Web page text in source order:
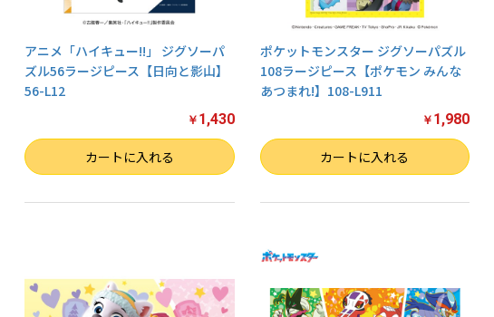
アニメ「ハイキュー!!」 ジグソーパ
ズル56ラージピース【日向と影山】
56-L12
￥ 1,430
数量 カートに入れる
ポケットモンスター ジグソーパズル
108ラージピース【ポケモン みんな
あつまれ!】108-L911
￥ 1,980
数量 カートに入れる